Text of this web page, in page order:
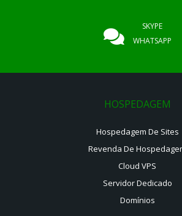
SKYPE
WHATSAPP
HOSPEDAGEM
Hospedagem De Sites
Revenda De
Cloud VPS
Servidor Dedicado
Domínios